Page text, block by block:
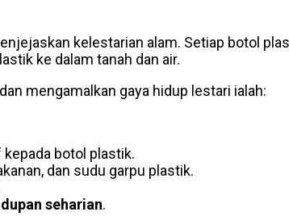
kelestarian alam. Setiap botol
ke dalam tanah dan air.
mengamalkan gaya hidup lestari ialah:
botol plastik.
dan sudu garpu plastik.
seharian.